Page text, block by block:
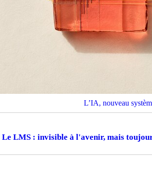
L’IA, nouveau
Le LMS : invisible à l'avenir, mais